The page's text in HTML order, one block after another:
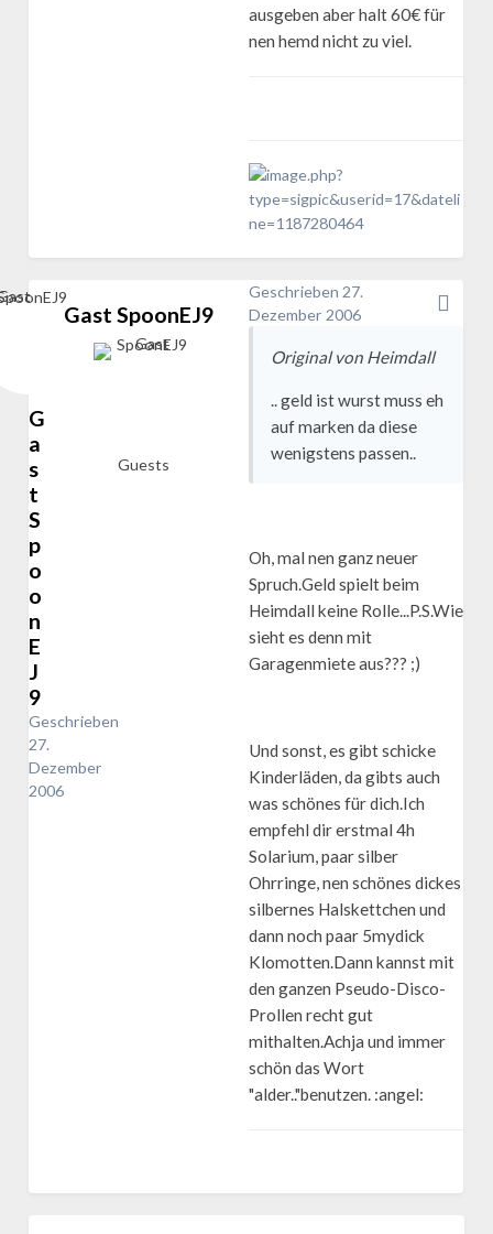
ausgeben aber halt 60€ für
nen hemd nicht zu viel.
G
a
s
t
S
p
o
o
n
E
J
9
Geschrieben
27.
Dezember
2006
Gast SpoonEJ9
Guests
Geschrieben27.
Dezember 2006
Original von Heimdall
.. geld ist wurst muss eh
auf marken da diese
wenigstens passen..
Oh, mal nen ganz neuer
Spruch.Geld spielt beim
Heimdall keine Rolle...P.S.Wie
sieht es denn mit
Garagenmiete aus??? ;)
Und sonst, es gibt schicke
Kinderläden, da gibts auch
was schönes für dich.Ich
empfehl dir erstmal 4h
Solarium, paar silber
Ohrringe, nen schönes dickes
silbernes Halskettchen und
dann noch paar 5mydick
Klomotten.Dann kannst mit
den ganzen Pseudo-Disco-
Prollen recht gut
mithalten.Achja und immer
schön das Wort
"alder.."benutzen. :angel: